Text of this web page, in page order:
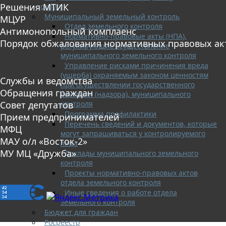
округу
Муниципальный земельный контроль
Отдел земельного контроля
Нормативно-правовые акты (НПА),
регулирующие осуществление
муниципального земельного контроля
Управление рисками причинения вреда
(ущерба) охраняемым законом ценностям
при осуществлении государственного
контроля (надзора), муниципального
контроля
Программа профилактики
Перечень сведений и документов, которые
могут запрашиваться у контролируемого
лица
Доклады муниципального земельного
контроля
Проекты нормативно-правовых актов
отдела земельного контроля
Иные сведения о работе отдела
земельного контроля
Бюджет для граждан
Росреестр
Решения МТИК
МЦУР
Антимонопольный комплаенс
Порядок обжалования нормативных правовых
Службы и ведомства
Обращения граждан
Совет депутатов
Прием предпринимателей
МФЦ
МАУ о/л «Восток-2»
МУ МЦ «Дружба»